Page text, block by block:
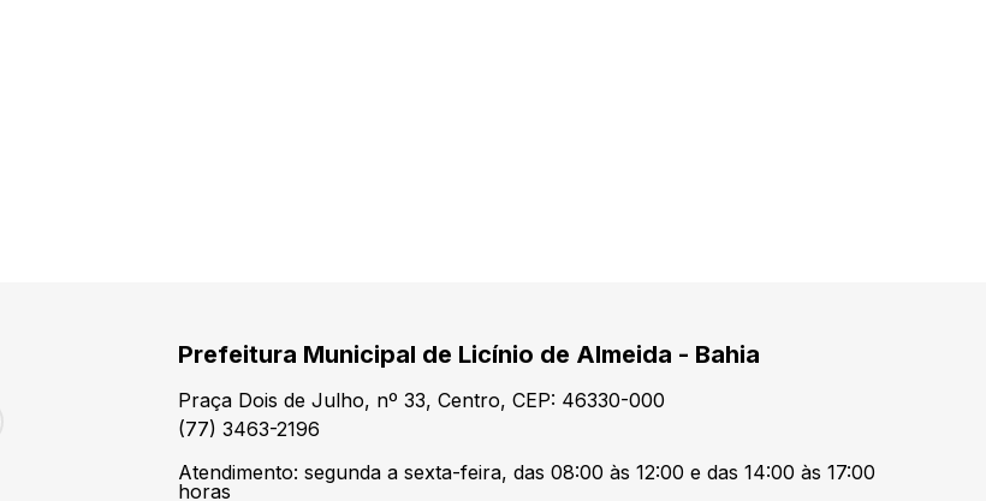
Prefeitura Municipal de Licínio de Almeida - Bahia
Praça Dois de Julho, nº 33, Centro, CEP: 46330-000
(77) 3463-2196
Atendimento: segunda a sexta-feira, das 08:00 às 12:00 e das 14:00 às 17:00
horas